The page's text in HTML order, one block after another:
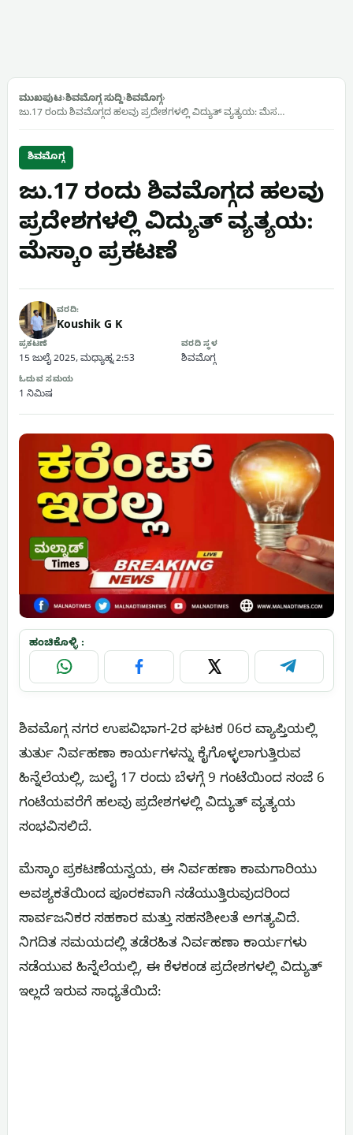
ಮುಖಪುಟ›ಶಿವಮೊಗ್ಗ ಸುದ್ದಿ›ಶಿವಮೊಗ್ಗ›
ಜು.17 ರಂದು ಶಿವಮೊಗ್ಗದ ಹಲವು ಪ್ರದೇಶಗಳಲ್ಲಿ ವಿದ್ಯುತ್ ವ್ಯತ್ಯಯ: ಮೆಸ…
ಶಿವಮೊಗ್ಗ
ಜು.17 ರಂದು ಶಿವಮೊಗ್ಗದ ಹಲವು
ಪ್ರದೇಶಗಳಲ್ಲಿ ವಿದ್ಯುತ್ ವ್ಯತ್ಯಯ:
ಮೆಸ್ಕಾಂ ಪ್ರಕಟಣೆ
ವರದಿ:
Koushik G K
ಪ್ರಕಟಣೆ
15 ಜುಲೈ 2025, ಮಧ್ಯಾಹ್ನ 2:53
ವರದಿ ಸ್ಥಳ
ಶಿವಮೊಗ್ಗ
ಓದುವ ಸಮಯ
1 ನಿಮಿಷ
ಹಂಚಿಕೊಳ್ಳಿ :
WhatsApp Facebook X Telegram
ಶಿವಮೊಗ್ಗ ನಗರ ಉಪವಿಭಾಗ-2ರ ಘಟಕ 06ರ ವ್ಯಾಪ್ತಿಯಲ್ಲಿ
ತುರ್ತು ನಿರ್ವಹಣಾ ಕಾರ್ಯಗಳನ್ನು ಕೈಗೊಳ್ಳಲಾಗುತ್ತಿರುವ
ಹಿನ್ನೆಲೆಯಲ್ಲಿ, ಜುಲೈ 17 ರಂದು ಬೆಳಗ್ಗೆ 9 ಗಂಟೆಯಿಂದ ಸಂಜೆ 6
ಗಂಟೆಯವರೆಗೆ ಹಲವು ಪ್ರದೇಶಗಳಲ್ಲಿ ವಿದ್ಯುತ್ ವ್ಯತ್ಯಯ
ಸಂಭವಿಸಲಿದೆ.
ಮೆಸ್ಕಾಂ ಪ್ರಕಟಣೆಯನ್ವಯ, ಈ ನಿರ್ವಹಣಾ ಕಾಮಗಾರಿಯು
ಅವಶ್ಯಕತೆಯಿಂದ ಪೂರಕವಾಗಿ ನಡೆಯುತ್ತಿರುವುದರಿಂದ
ಸಾರ್ವಜನಿಕರ ಸಹಕಾರ ಮತ್ತು ಸಹನಶೀಲತೆ ಅಗತ್ಯವಿದೆ.
ನಿಗದಿತ ಸಮಯದಲ್ಲಿ ತಡೆರಹಿತ ನಿರ್ವಹಣಾ ಕಾರ್ಯಗಳು
ನಡೆಯುವ ಹಿನ್ನೆಲೆಯಲ್ಲಿ, ಈ ಕೆಳಕಂಡ ಪ್ರದೇಶಗಳಲ್ಲಿ ವಿದ್ಯುತ್
ಇಲ್ಲದೆ ಇರುವ ಸಾಧ್ಯತೆಯಿದೆ: